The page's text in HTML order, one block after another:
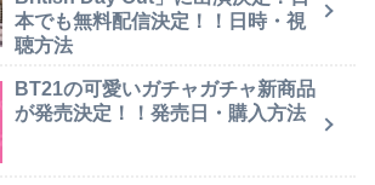
本でも無料配信決定！！日時・視
聴方法
BT21の可愛いガチャガチャ新商品
が発売決定！！発売日・購入方法